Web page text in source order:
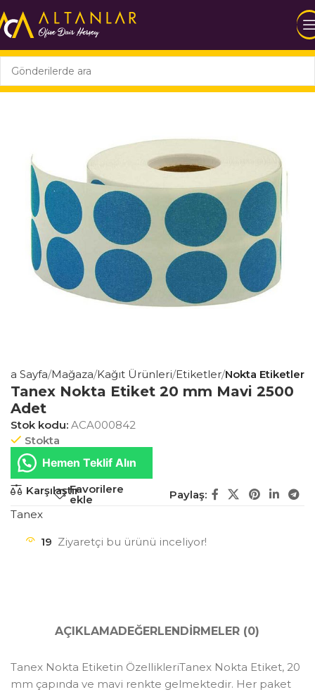
Sayfa Mağaza Kağıt Ürünleri Etiketler Nokta Etiketler
Tanex Nokta Etiket 20 mm Mavi 2500
Adet
Stok kodu: ACA000842
Stokta
Hemen Teklif Alın
KarşılaştırFavorilere
ekle
Paylaş:
Tanex
19 Ziyaretçi bu ürünü inceliyor!
AÇIKLAMADEĞERLENDIRMELER (0)
Tanex Nokta Etiketin ÖzellikleriTanex Nokta Etiket, 20
mm çapında ve mavi renkte gelmektedir. Her paket